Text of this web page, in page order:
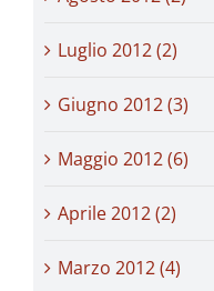
Luglio 2012 (2)
Giugno 2012 (3)
Maggio 2012 (6)
Aprile 2012 (2)
Marzo 2012 (4)